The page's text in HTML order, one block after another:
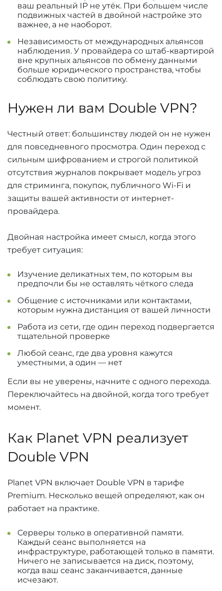
ваш реальный IP не утёк. При большем числе
подвижных частей в двойной настройке это
важнее, а не наоборот.
Независимость от международных альянсов
наблюдения. У провайдера со штаб-квартирой
вне крупных альянсов по обмену данными
больше юридического пространства, чтобы
соблюдать свою политику.
Нужен ли вам Double VPN?
Честный ответ: большинству людей он не нужен
для повседневного просмотра. Один переход с
сильным шифрованием и строгой политикой
отсутствия журналов покрывает модель угроз
для стриминга, покупок, публичного Wi-Fi и
защиты вашей активности от интернет-
провайдера.
Двойная настройка имеет смысл, когда этого
требует ситуация:
Изучение деликатных тем, по которым вы
предпочли бы не оставлять чёткого следа
Общение с источниками или контактами,
которым нужна дистанция от вашей личности
Работа из сети, где один переход подвергается
тщательной проверке
Любой сеанс, где два уровня кажутся
уместными, а один — нет
Если вы не уверены, начните с одного перехода.
Переключайтесь на двойной, когда того требует
момент.
Как Planet VPN реализует
Double VPN
Planet VPN включает Double VPN в тарифе
Premium. Несколько вещей определяют, как он
работает на практике.
Серверы только в оперативной памяти.
Каждый сеанс выполняется на
инфраструктуре, работающей только в памяти.
Ничего не записывается на диск, поэтому,
когда ваш сеанс заканчивается, данные
исчезают.